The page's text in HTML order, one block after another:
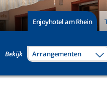
Enjoyhotel am Rhein
Bekijk Arrangementen